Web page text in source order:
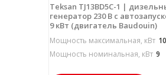
Teksan TJ13BD5C-1 |
генератор 230 В с
9 кВт (двигатель Baudouin)
Мощность максимальная, кВт 10
Мощность номинальная, кВт 9